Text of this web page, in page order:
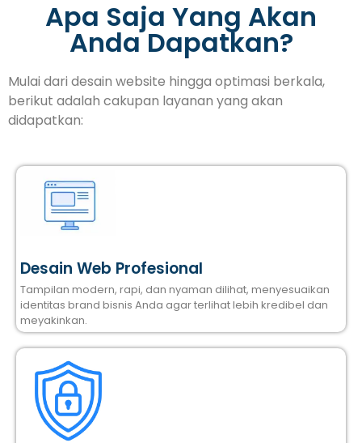
Apa Saja Yang Akan
Anda Dapatkan?
Mulai dari desain website hingga optimasi berkala,
berikut adalah cakupan layanan yang akan
didapatkan:
Desain Web Profesional
Tampilan modern, rapi, dan nyaman dilihat, menyesuaikan
identitas brand bisnis Anda agar terlihat lebih kredibel dan
meyakinkan.